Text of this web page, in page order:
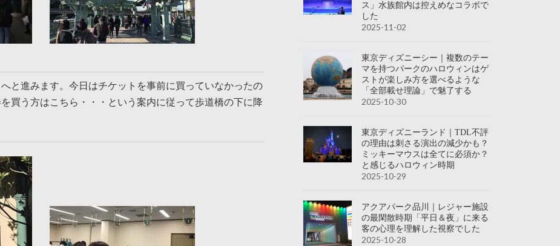
と進みます。今日はチケットを事前に買っていなかったの
買う方はこちら・・・という案内に従って歩道橋の下に降
ス」水族館内は控えめなコラボで
した
2025-11-02
東京ディズニーシー｜複数のテー
マを持つパークのハロウィンはゲ
ストが楽しみ方を選べるような
「全部載せ理論」で魅了する
2025-10-30
東京ディズニーランド｜TDL不評
の理由は刺さる演出の減少かも？
ミッキーマウスは全てに必須か？
と感じるハロウィン時期
2025-10-29
アクアパーク品川｜レジャー施設
の最閑散時期「平日＆夜」に来る
客の心理を理解した視察でした
2025-10-28